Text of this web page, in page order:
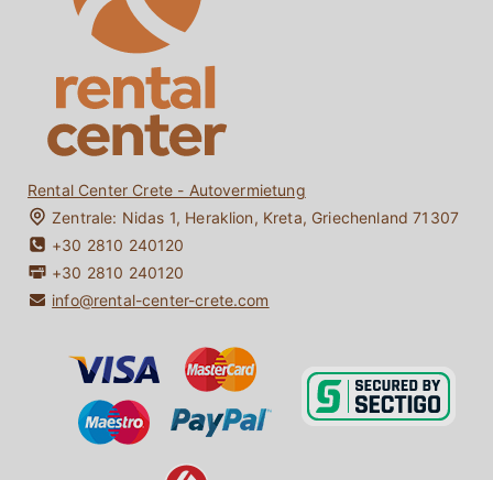
Kreta Mietwagen-Einwegmiete
Autofahren auf Kreta
Kreta Aktivitäten: Was Kann Man auf Kreta Machen?
Bewertungen
Direkt Kontakt
Kreta Reiseführer
Meine Buchung
Rental Center Crete - Autovermietung
Zentrale: Nidas 1, Heraklion, Kreta, Griechenland 71307
+30 2810 240120
+30 2810 240120
info@rental-center-crete.com